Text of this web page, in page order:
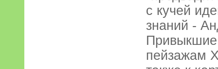
с кучей
знаний -
пейзажам